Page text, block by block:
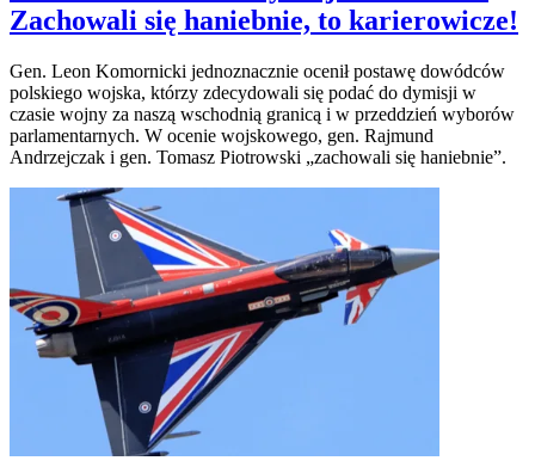
Zachowali się haniebnie, to karierowicze!
Gen. Leon Komornicki jednoznacznie ocenił postawę dowódców
polskiego wojska, którzy zdecydowali się podać do dymisji w
czasie wojny za naszą wschodnią granicą i w przeddzień wyborów
parlamentarnych. W ocenie wojskowego, gen. Rajmund
Andrzejczak i gen. Tomasz Piotrowski „zachowali się haniebnie”.